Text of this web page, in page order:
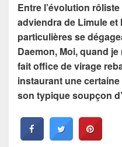
Entre l’évolution
adviendra de Limule
particulières se
Daemon, Moi, quand
fait office de virage
instaurant une
son typique soupçon